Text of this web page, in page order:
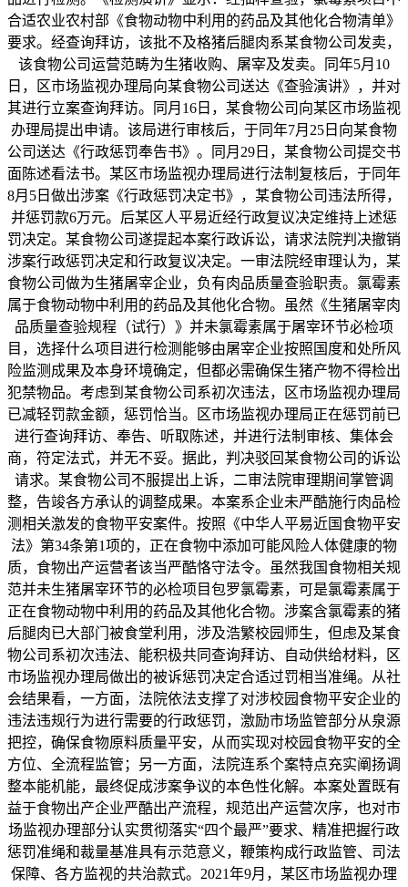
合适农业农村部《食物动物中利用的药品及其他化合物清单》
要求。经查询拜访，该批不及格猪后腿肉系某食物公司发卖，
该食物公司运营范畴为生猪收购、屠宰及发卖。同年5月10
日，区市场监视办理局向某食物公司送达《查验演讲》，并对
其进行立案查询拜访。同月16日，某食物公司向某区市场监视
办理局提出申请。该局进行审核后，于同年7月25日向某食物
公司送达《行政惩罚奉告书》。同月29日，某食物公司提交书
面陈述看法书。某区市场监视办理局进行法制复核后，于同年
8月5日做出涉案《行政惩罚决定书》，某食物公司违法所得，
并惩罚款6万元。后某区人平易近经行政复议决定维持上述惩
罚决定。某食物公司遂提起本案行政诉讼，请求法院判决撤销
涉案行政惩罚决定和行政复议决定。一审法院经审理认为，某
食物公司做为生猪屠宰企业，负有肉品质量查验职责。氯霉素
属于食物动物中利用的药品及其他化合物。虽然《生猪屠宰肉
品质量查验规程（试行）》并未氯霉素属于屠宰环节必检项
目，选择什么项目进行检测能够由屠宰企业按照国度和处所风
险监测成果及本身环境确定，但都必需确保生猪产物不得检出
犯禁物品。考虑到某食物公司系初次违法，区市场监视办理局
已减轻罚款金额，惩罚恰当。区市场监视办理局正在惩罚前已
进行查询拜访、奉告、听取陈述，并进行法制审核、集体会
商，符定法式，并无不妥。据此，判决驳回某食物公司的诉讼
请求。某食物公司不服提出上诉，二审法院审理期间掌管调
整，告竣各方承认的调整成果。本案系企业未严酷施行肉品检
测相关激发的食物平安案件。按照《中华人平易近国食物平安
法》第34条第1项的，正在食物中添加可能风险人体健康的物
质，食物出产运营者该当严酷恪守法令。虽然我国食物相关规
范并未生猪屠宰环节的必检项目包罗氯霉素，可是氯霉素属于
正在食物动物中利用的药品及其他化合物。涉案含氯霉素的猪
后腿肉已大部门被食堂利用，涉及浩繁校园师生，但虑及某食
物公司系初次违法、能积极共同查询拜访、自动供给材料，区
市场监视办理局做出的被诉惩罚决定合适过罚相当准绳。从社
会结果看，一方面，法院依法支撑了对涉校园食物平安企业的
违法违规行为进行需要的行政惩罚，激励市场监管部分从泉源
把控，确保食物原料质量平安，从而实现对校园食物平安的全
方位、全流程监管；另一方面，法院连系个案特点充实阐扬调
整本能机能，最终促成涉案争议的本色性化解。本案处置既有
益于食物出产企业严酷出产流程，规范出产运营次序，也对市
场监视办理部分认实贯彻落实“四个最严”要求、精准把握行政
惩罚准绳和裁量基准具有示范意义，鞭策构成行政监管、司法
保障、各方监视的共治款式。2021年9月，某区市场监视办理